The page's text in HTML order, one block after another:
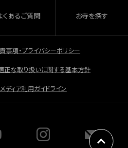
くあるご質問 お寺を探す
事項・プライバシーポリシー
正な取り扱いに関する基本方針
ディア利用ガイドライン